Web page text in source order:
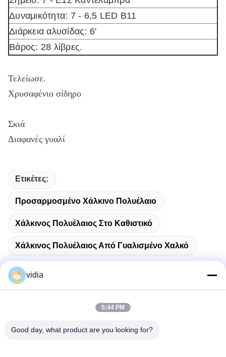
Δυναμικότητα: 7 - 6,5 LED B11
Διάρκεια αλυσίδας: 6'
Βάρος: 28 λίβρες.
Τελείωσε.
Χρυσαφένιο σίδηρο
Σκιά
Διαφανές γυαλί
Ετικέτες:
Προσαρμοσμένο Χάλκινο Πολυέλαιο
Χάλκινος Πολυέλαιος Στο Καθιστικό
Χάλκινος Πολυέλαιος Από Γυαλισμένο Χαλκό
Γρήγορη επικοινωνία
Διεύθυνση
vidia
5:44 PM
Good day, what product are you looking for?